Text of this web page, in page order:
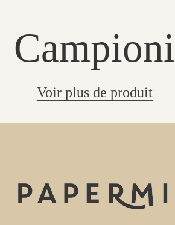
Campioni
Voir plus de produit